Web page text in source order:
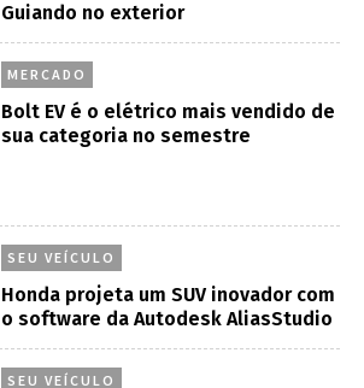
Guiando no exterior
MERCADO
Bolt EV é o elétrico mais vendido de
sua categoria no semestre
SEU VEÍCULO
Honda projeta um SUV inovador com
o software da Autodesk AliasStudio
SEU VEÍCULO